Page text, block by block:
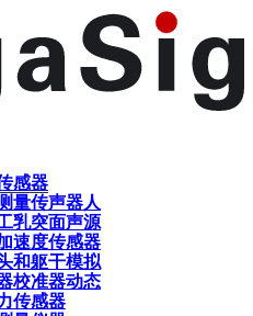
感器
量传声器人
乳突面声源
速度传感器
和躯干模拟
校准器动态
传感器